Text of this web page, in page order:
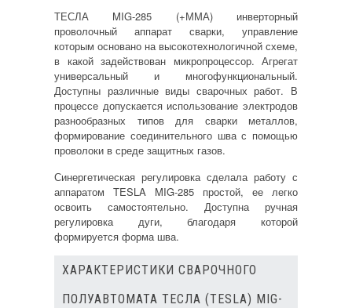
ТЕСЛА MIG-285 (+ММА) инверторный
проволочный аппарат сварки, управление
которым основано на высокотехнологичной схеме,
в какой задействован микропроцессор. Агрегат
универсальный и многофункциональный.
Доступны различные виды сварочных работ. В
процессе допускается использование электродов
разнообразных типов для сварки металлов,
формирование соединительного шва с помощью
проволоки в среде защитных газов.
Синергетическая регулировка сделала работу с
аппаратом TESLA MIG-285 простой, ее легко
освоить самостоятельно. Доступна ручная
регулировка дуги, благодаря которой
формируется форма шва.
ХАРАКТЕРИСТИКИ СВАРОЧНОГО
ПОЛУАВТОМАТА ТЕСЛА (TESLA) MIG-